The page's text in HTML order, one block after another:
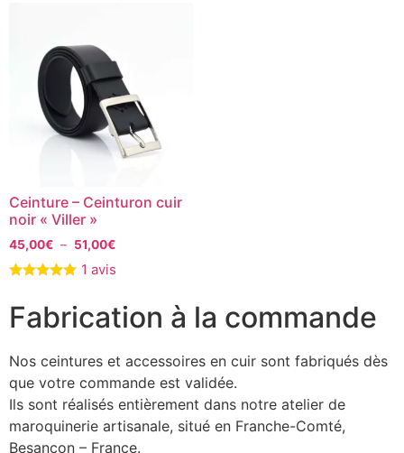
Ceinture – Ceinturon cuir
noir « Viller »
45,00€ – 51,00€
1 avis
Fabrication à la commande
Nos ceintures et accessoires en cuir sont fabriqués dès
que votre commande est validée.
Ils sont réalisés entièrement dans notre atelier de
maroquinerie artisanale, situé en Franche-Comté,
Besançon – France.